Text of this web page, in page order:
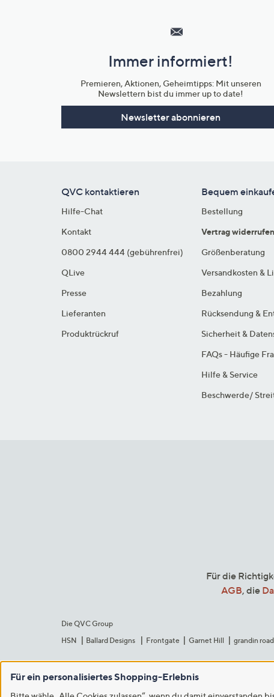
Unternehmensinformationen
Immer informiert!
Premieren, Aktionen, Geheimtipps: Mit unseren
Newslettern bist du immer up to date!
Newsletter abonnieren
QVC kontaktieren
Hilfe-Chat
Kontakt
0800 2944 444 (gebührenfrei)
QLive
Presse
Lieferanten
Produktrückruf
Bequem
Bestellung
Vertrag widerrufen
Größenberatung
Versandkosten &
Bezahlung
Rücksendung &
Sicherheit &
FAQs - Häufige
Hilfe & Service
Beschwerde/
Für die
AGB, die
Die QVC Group
HSN
Ballard Designs Frontgate Garnet Hill grandin road
Für ein personalisiertes Shopping-Erlebnis